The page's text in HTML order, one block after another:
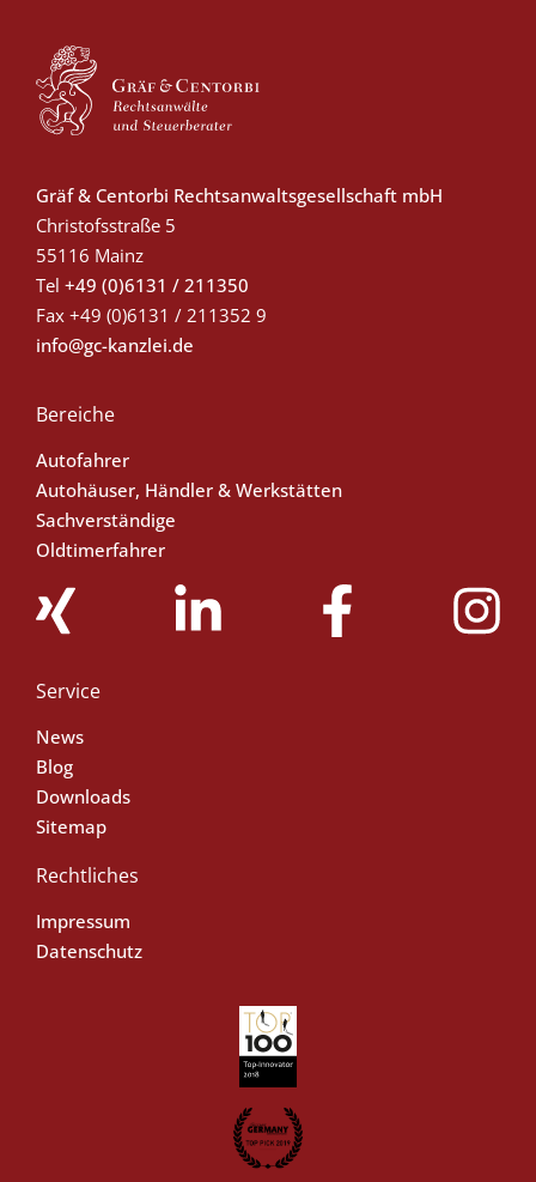
Gräf & Centorbi Rechtsanwaltsgesellschaft mbH
Christofsstraße 5
55116 Mainz
Tel +49 (0)6131 / 211350
Fax +49 (0)6131 / 211352 9
info@gc-kanzlei.de
Bereiche
Autofahrer
Autohäuser, Händler & Werkstätten
Sachverständige
Oldtimerfahrer
Service
News
Blog
Downloads
Sitemap
Rechtliches
Impressum
Datenschutz